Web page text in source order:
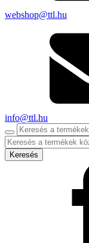
webshop@ttl.hu
info@ttl.hu
Products
search
Keresés